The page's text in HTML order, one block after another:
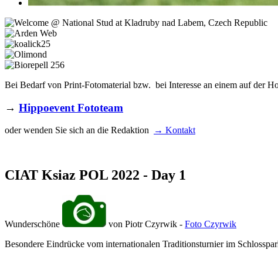
Bei Bedarf von Print-Fotomaterial bzw. bei Interesse an einem auf der
→ Hippoevent Fototeam
oder wenden Sie sich an die Redaktion → Kontakt
CIAT Ksiaz POL 2022 - Day 1
Wunderschöne von Piotr Czyrwik - Foto Czyrwik
Besondere Eindrücke vom internationalen Traditionsturnier im